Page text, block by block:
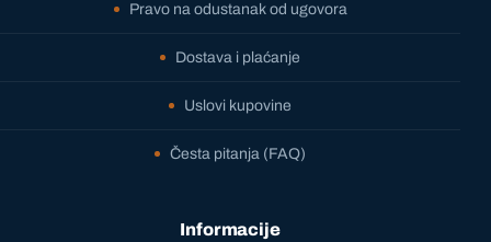
Pravo na odustanak od ugovora
Dostava i plaćanje
Uslovi kupovine
Česta pitanja (FAQ)
Informacije